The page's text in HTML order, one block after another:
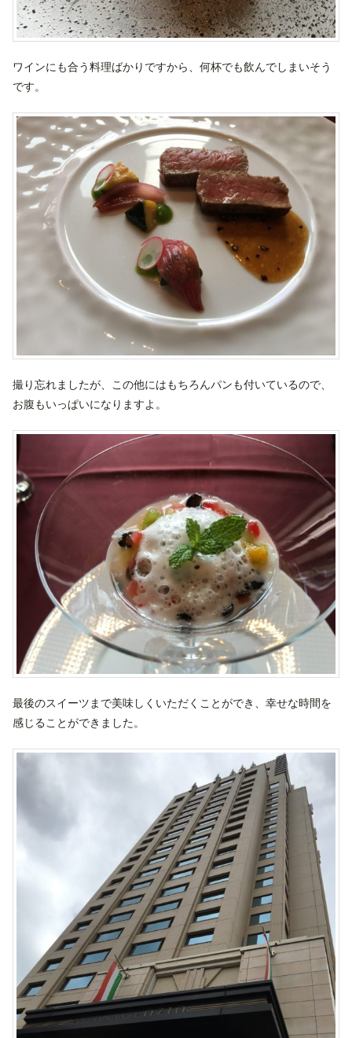
ワインにも合う料理ばかりですから、何杯でも飲んでしまいそう
です。
撮り忘れましたが、この他にはもちろんパンも付いているので、
お腹もいっぱいになりますよ。
最後のスイーツまで美味しくいただくことができ、幸せな時間を
感じることができました。